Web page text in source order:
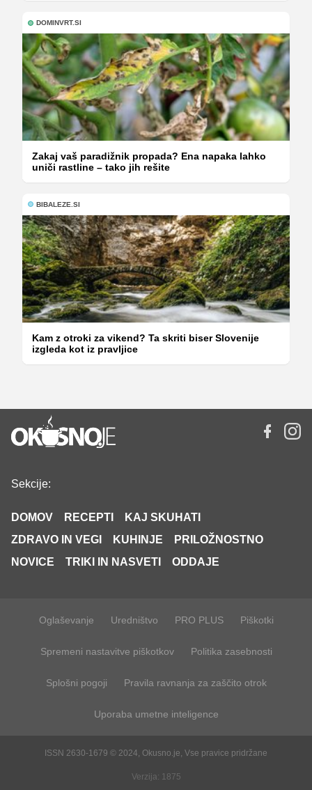
DOMINVRT.SI
Zakaj vaš paradižnik propada? Ena napaka lahko
uniči rastline – tako jih rešite
BIBALEZE.SI
Kam z otroki za vikend? Ta skriti biser Slovenije
izgleda kot iz pravljice
Sekcije:
DOMOV RECEPTI
KAJ SKUHATI
ZDRAVO IN VEGI
KUHINJE
PRILOŽNOSTNO
NOVICE
TRIKI IN NASVETI ODDAJE
Oglaševanje Uredništvo PRO PLUS Piškotki
Spremeni nastavitve piškotkov Politika zasebnosti
Splošni pogoji Pravila ravnanja za zaščito otrok
Uporaba umetne inteligence
ISSN 2630-1679 © 2024, Okusno.je, Vse pravice pridržane
Verzija: 1875